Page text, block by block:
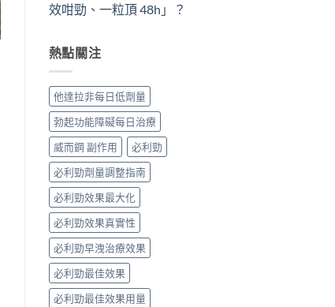
效咁勁、一粒頂 48h」？
熱點關注
他達拉非每日低劑量
勃起功能障礙每日治療
威而鋼 副作用
必利勁
必利勁劑量調整指南
必利勁效果最大化
必利勁效果真實性
必利勁早洩治療效果
必利勁最佳效果
必利勁最佳效果用量